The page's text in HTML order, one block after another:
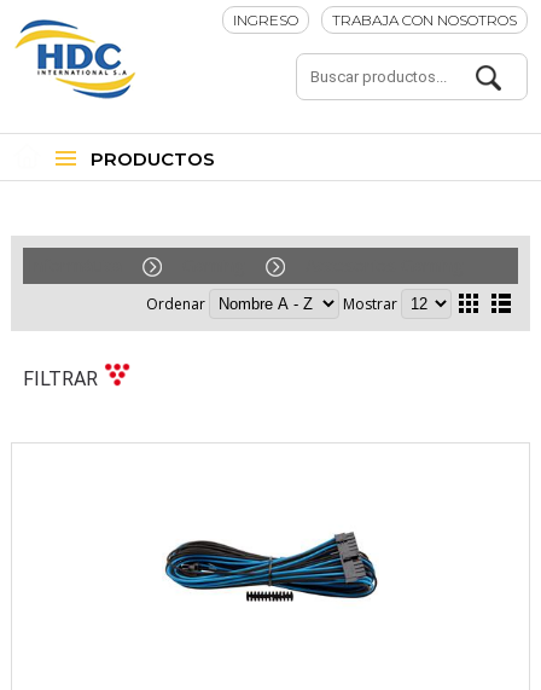
INGRESO TRABAJA CON NOSOTROS
PRODUCTOS
Ordenar Mostrar
FILTRAR